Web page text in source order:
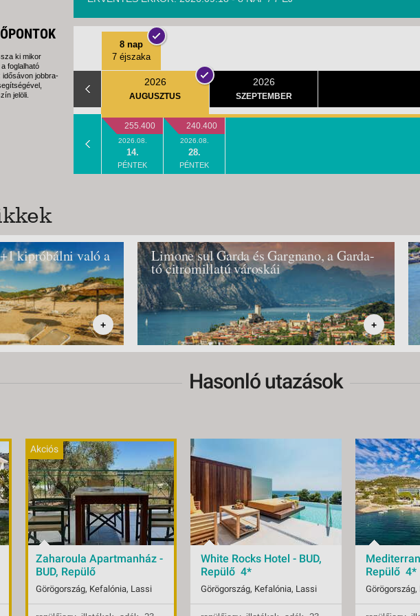
ki mikor
foglalható
idősávon jobbra-
jelöli.
8 nap
7 éjszaka
2026
AUGUSZTUS
2026
SZEPTEMBER
255.400
2026.08.
14.
PÉNTEK
240.400
2026.08.
28.
PÉNTEK
kipróbálni való a
+
Limone sul Garda és Gargnano, a Garda-
tó citromillatú városkái
+
Hasonló utazások
Akciós
Zaharoula Apartmanház -
BUD, Repülő
Görögország, Kefalónia, Lassi
White Rocks Hotel - BUD,
Repülő 4*
Görögország, Kefalónia, Lassi
Repülő 4*